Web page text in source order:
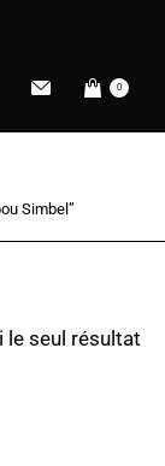
0
Simbel”
le seul résultat